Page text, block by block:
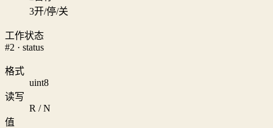
3开/停/关
工作状态
#2 · status
格式
uint8
读写
R / N
值